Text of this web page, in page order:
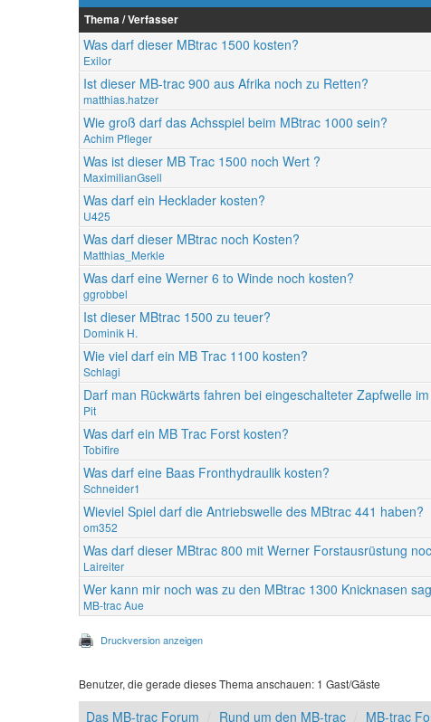
Thema / Verfasser
Was darf dieser MBtrac 1500 kosten?
Exilor
Ist dieser MB-trac 900 aus Afrika noch zu Retten?
matthias.hatzer
Wie groß darf das Achsspiel beim MBtrac 1000 sein?
Achim Pfleger
Was ist dieser MB Trac 1500 noch Wert ?
MaximilianGsell
Was darf ein Hecklader kosten?
U425
Was darf dieser MBtrac noch Kosten?
Matthias_Merkle
Was darf eine Werner 6 to Winde noch kosten?
ggrobbel
Ist dieser MBtrac 1500 zu teuer?
Dominik H.
Wie viel darf ein MB Trac 1100 kosten?
Schlagi
Darf man Rückwärts fahren bei eingeschalteter Zapfwelle
Pit
Was darf ein MB Trac Forst kosten?
Tobifire
Was darf eine Baas Fronthydraulik kosten?
Schneider1
Wieviel Spiel darf die Antriebswelle des MBtrac 441 haben?
om352
Was darf dieser MBtrac 800 mit Werner Forstausrüstung
Laireiter
Wer kann mir noch was zu den MBtrac 1300 Knicknasen
MB-trac Aue
Druckversion anzeigen
Benutzer, die gerade dieses Thema anschauen: 1 Gast/Gäste
Das MB-trac Forum Rund um den MB-trac MB-trac